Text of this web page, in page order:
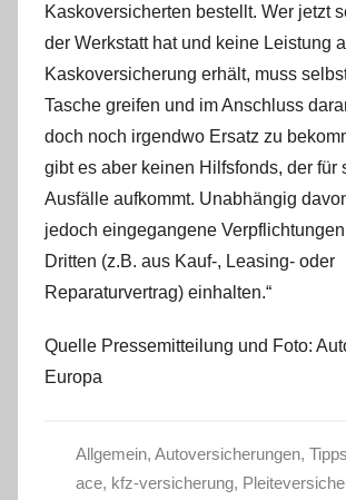
Kaskoversicherten bestellt. Wer jetzt
der Werkstatt hat und keine Leistung
Kaskoversicherung erhält, muss
Tasche greifen und im Anschluss
doch noch irgendwo Ersatz zu
gibt es aber keinen Hilfsfonds, der für
Ausfälle aufkommt. Unabhängig
jedoch eingegangene
Dritten (z.B. aus Kauf-, Leasing- oder
Reparaturvertrag) einhalten.“
Quelle Pressemitteilung und Foto:
Europa
Allgemein, Autoversicherungen, Tipps
ace, kfz-versicherung,